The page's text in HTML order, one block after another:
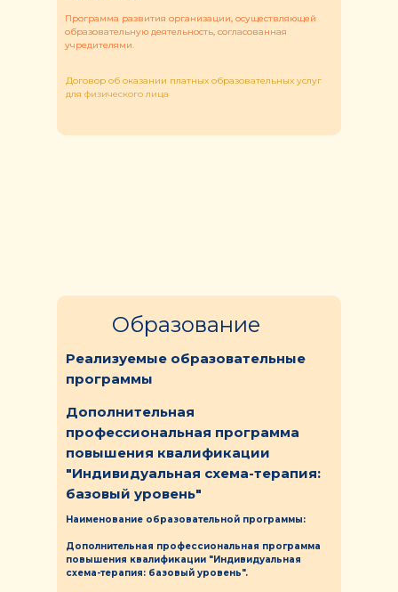
Договор об оказании платных образовательных услуг
для физического лица
Программа развития организации, осуществляющей
образовательную деятельность, согласованная
учредителями.
Образование
Реализуемые образовательные
программы
Дополнительная
профессиональная программа
повышения квалификации
"Индивидуальная схема-терапия:
базовый уровень"
Наименование образовательной программы:
Дополнительная профессиональная программа
повышения квалификации "Индивидуальная
схема-терапия: базовый уровень".